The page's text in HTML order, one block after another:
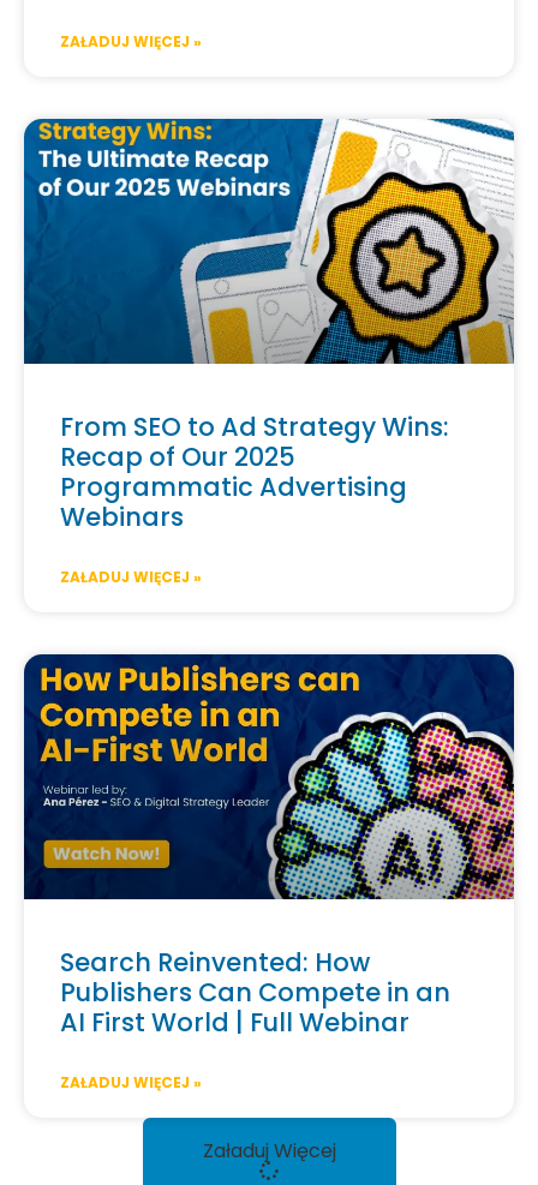
ZAŁADUJ WIĘCEJ »
From SEO to Ad Strategy Wins:
Recap of Our 2025
Programmatic Advertising
Webinars
ZAŁADUJ WIĘCEJ »
Search Reinvented: How
Publishers Can Compete in an
AI First World | Full Webinar
ZAŁADUJ WIĘCEJ »
Załaduj Więcej